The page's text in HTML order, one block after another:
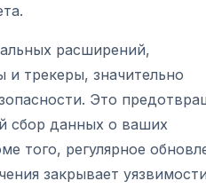
расширений,
трекеры, значительно
Это
сбор данных о ваших
того, регулярное
закрывает